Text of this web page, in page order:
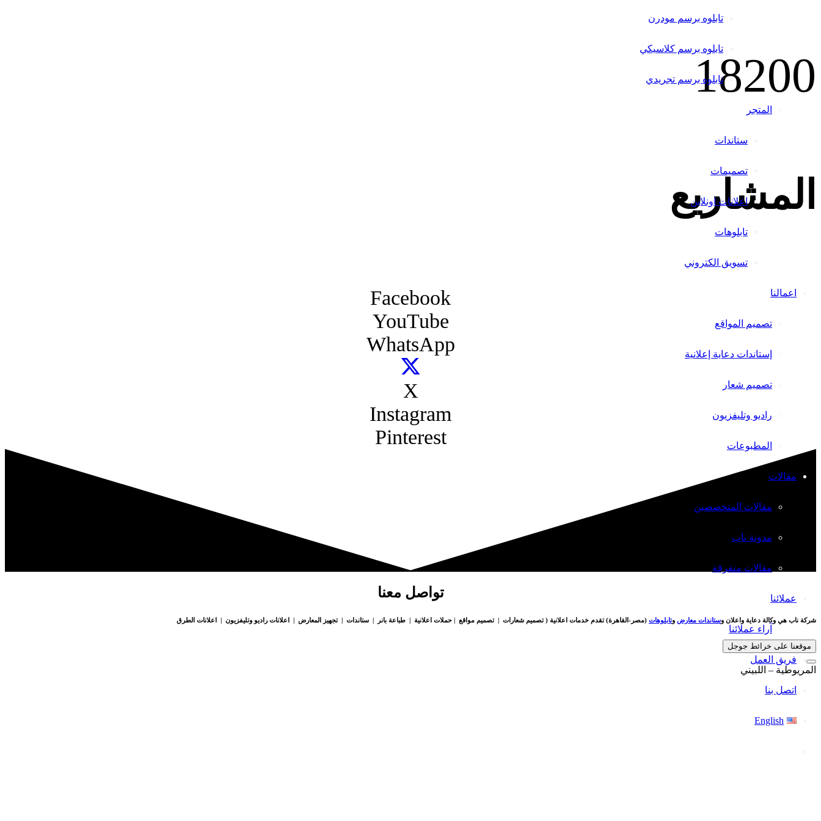
تابلوه برسم مودرن
تابلوه برسم كلاسيكي
تابلوه برسم تجريدي
المتجر
ستاندات
تصميمات
اعلانات اونلاين
تابلوهات
تسويق الكتروني
اعمالنا
تصميم المواقع
إستاندات دعاية إعلانية
تصميم شعار
راديو وتليفزيون
المطبوعات
مقالات
مقالات المتخصصين
مدونة ناب
مقالات متفرقة
عملائنا
آراء عملائنا
فريق العمل
اتصل بنا
English
18200
المشاريع
Facebook
YouTube
WhatsApp
X
Instagram
Pinterest
تواصل معنا
شركة ناب هي وكالة دعاية واعلان وستاندات معارض وتابلوهات (مصر-القاهرة) تقدم خدمات اعلانية ( تصميم شعارات | تصميم مواقع | حملات اعلانية | طباعة بانر | ستاندات | تجهيز المعارض | اعلانات راديو وتليفزيون | اعلانات الطرق
موقعنا على خرائط جوجل
المريوطية – اللبيني